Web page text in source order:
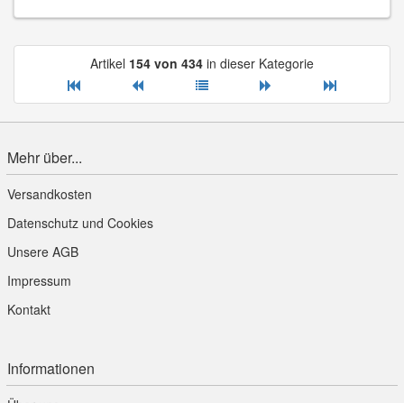
Artikel 154 von 434 in dieser Kategorie
Mehr über...
Versandkosten
Datenschutz und Cookies
Unsere AGB
Impressum
Kontakt
Informationen